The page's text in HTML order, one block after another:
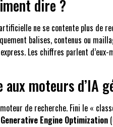
dire ?
ne se contente plus de
balises, contenus ou
Les chiffres parlent
moteurs d’IA
de recherche. Fini le «
Generative Engine Optimization